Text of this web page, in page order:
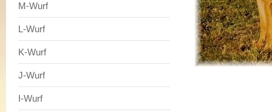
M-Wurf
L-Wurf
K-Wurf
J-Wurf
I-Wurf